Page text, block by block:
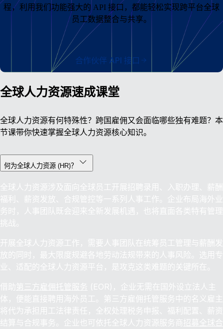
程，利用我们功能强大的 API 接口，都能轻松实现跨平台全球
员工数据整合与共享。
合作伙伴 API 接口
全球人力资源速成课堂
全球人力资源有何特殊性？跨国雇佣又会面临哪些独有难题？本
节课带你快速掌握全球人力资源核心知识。
何为全球人力资源 (HR)？
全球人力资源涉及面向全球员工开展招聘录用、入职办理、薪酬
福利、薪资发放、合规管控等一系列人事工作。企业布局海外业
务时，人事团队既会迎来全新发展机遇，也将直面各类特有管理
挑战。
开展全球人力资源工作，需要人事团队在统筹员工管理与薪酬发
放的同时，最大限度规避各地劳动法规带来的人事风险。选用专
业、适配的全球人力资源平台，是攻克这类难题的关键所在。
借助 第三方雇佣托管服务 (EOR)，企业无需在国外设立法人主
体，便能直接聘用海外员工。第三方雇佣托管服务中的名义雇主
将代为承担用工法律责任，全权处理税务申报、福利配置、薪资
结算与合规事务。企业也可依托全球人力资源服务商招募全球合